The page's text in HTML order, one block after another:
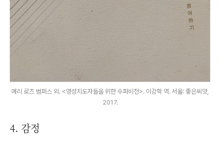
메리 로즈 범퍼스 외. <영성지도자들을 위한 수퍼비전>. 이강학 역. 서울: 좋은씨앗,
2017.
4. 감정